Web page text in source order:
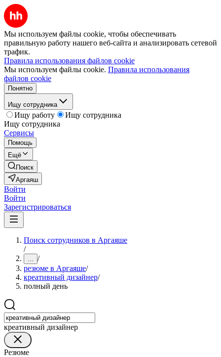
Мы используем файлы cookie, чтобы обеспечивать
правильную работу нашего веб-сайта и анализировать сетевой
трафик.
Правила использования файлов cookie
Мы используем файлы cookie. Правила использования
файлов cookie
Понятно
Ищу сотрудника
Ищу работу
Ищу сотрудника
Ищу сотрудника
Сервисы
Помощь
Ещё
Поиск
Аргаяш
Войти
Войти
Зарегистрироваться
Поиск сотрудников в Аргаяше
/
... /
резюме в Аргаяше/
креативный дизайнер/
полный день
креативный дизайнер
Резюме